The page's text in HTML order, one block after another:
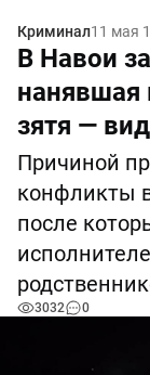
Криминал11 мая
В Навои
нанявшая
зятя —
Причиной
конфликты
после
3032 0